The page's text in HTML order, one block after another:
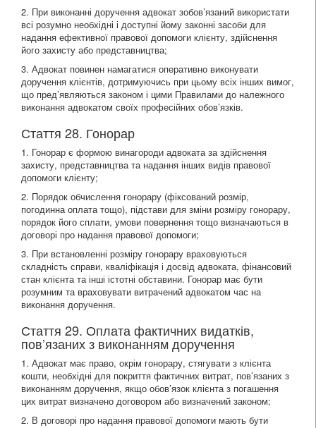
2. При виконанні доручення адвокат зобов’язаний використати
всі розумно необхідні і доступні йому законні засоби для
надання ефективної правової допомоги клієнту, здійснення
його захисту або представництва;
3. Адвокат повинен намагатися оперативно виконувати
доручення клієнтів, дотримуючись при цьому всіх інших вимог,
що пред’являються законом і цими Правилами до належного
виконання адвокатом своїх професійних обов’язків.
Стаття 28. Гонорар
1. Гонорар є формою винагороди адвоката за здійснення
захисту, представництва та надання інших видів правової
допомоги клієнту;
2. Порядок обчислення гонорару (фіксований розмір,
погодинна оплата тощо), підстави для зміни розміру гонорару,
порядок його сплати, умови повернення тощо визначаються в
договорі про надання правової допомоги;
3. При встановленні розміру гонорару враховуються
складність справи, кваліфікація і досвід адвоката, фінансовий
стан клієнта та інші істотні обставини. Гонорар має бути
розумним та враховувати витрачений адвокатом час на
виконання доручення.
Стаття 29. Оплата фактичних видатків,
пов’язаних з виконанням доручення
1. Адвокат має право, окрім гонорару, стягувати з клієнта
кошти, необхідні для покриття фактичних витрат, пов’язаних з
виконанням доручення, якщо обов’язок клієнта з погашення
цих витрат визначено договором або визначений законом;
2. В договорі про надання правової допомоги мають бути